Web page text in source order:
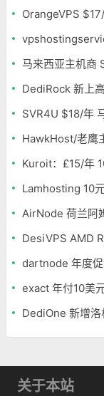
OrangeVPS
SVR4U $18/年
Kuroit：£15/年
Lamhosting 10
dartnode 年度
exact 年付10美
关于本站